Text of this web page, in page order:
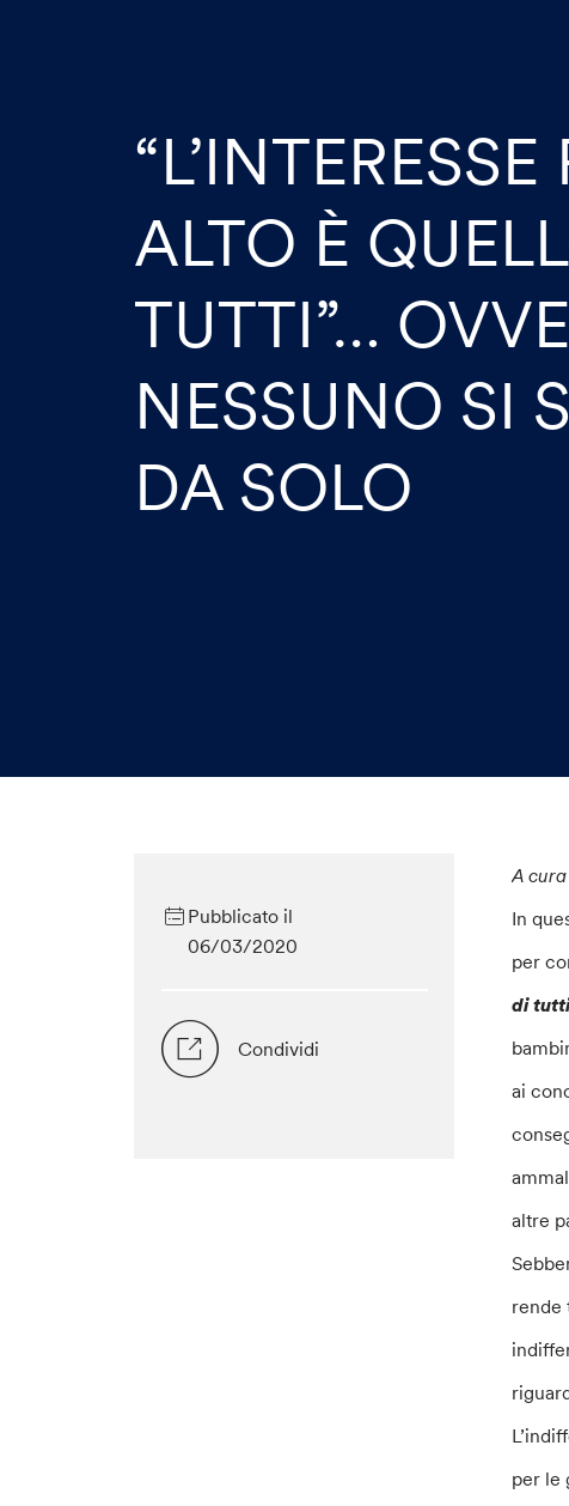
“L’INTERESSE
ALTO È
TUTTI”…
NESSUNO SI
DA SOLO
Pubblicato il
06/03/2020
Condividi
A
In
per
di
ai
altre
rende
per le